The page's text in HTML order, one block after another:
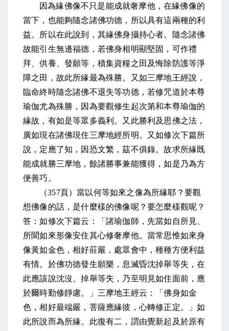
因為緣佛像不只是能成就奢摩他，在緣佛像的
當下，也能夠隨念諸佛功德，所以具有這兩種的利
益。所以在此說到，其緣佛身攝持心者。隨念諸佛
故能引生無邊福德，若佛身相明顯堅固，可作禮
拜、供養、發願等，積集資糧之田及悔除防護等淨
障之田，故此所緣最為殊勝。又如三摩地王經說，
臨命終時隨念諸佛不退失等功德，若修咒道於本尊
瑜伽尤為殊勝，因為要觀修生起次第和本尊瑜伽的
緣故，有如是等眾多義利。又此勝利及思佛之法，
廣如現在諸佛現住三摩地經所明。又如修次下篇所
說，定應了知，因恐文繁，茲不俱錄。故求所緣既
能成就勝三摩地，餘諸勝事兼能獲得，如是乃為方
便善巧。
（357頁）當以何等如來之像為所緣耶？要觀
想佛像的話，是什麼樣的佛像呢？要怎麼樣觀呢？
答：如修次下篇云：「諸瑜伽師，先當如自所見、
所聞如來形像安住其心修奢摩他。當常思惟如來身
像黃如金色，相好莊嚴，處眾會中，種種方便利益
有情。於佛功德發生願樂，息滅昏沈掉舉等失，在
此應該說沈沒、掉舉等失，乃至明見如住面前，應
於爾時勤修靜慮。」三摩地王經云：「佛身如金
色，相好最端嚴，菩薩應緣彼，心轉修正定。」如
此所說而為所緣。此復有二，謂由覺新起及於原有